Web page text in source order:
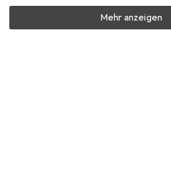
Mehr anzeigen